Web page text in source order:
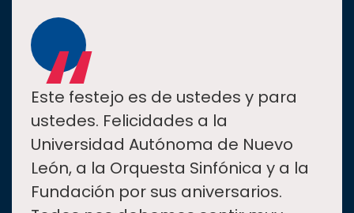
“
Este festejo es de ustedes y para
ustedes. Felicidades a la
Universidad Autónoma de Nuevo
León, a la Orquesta Sinfónica y a la
Fundación por sus aniversarios.